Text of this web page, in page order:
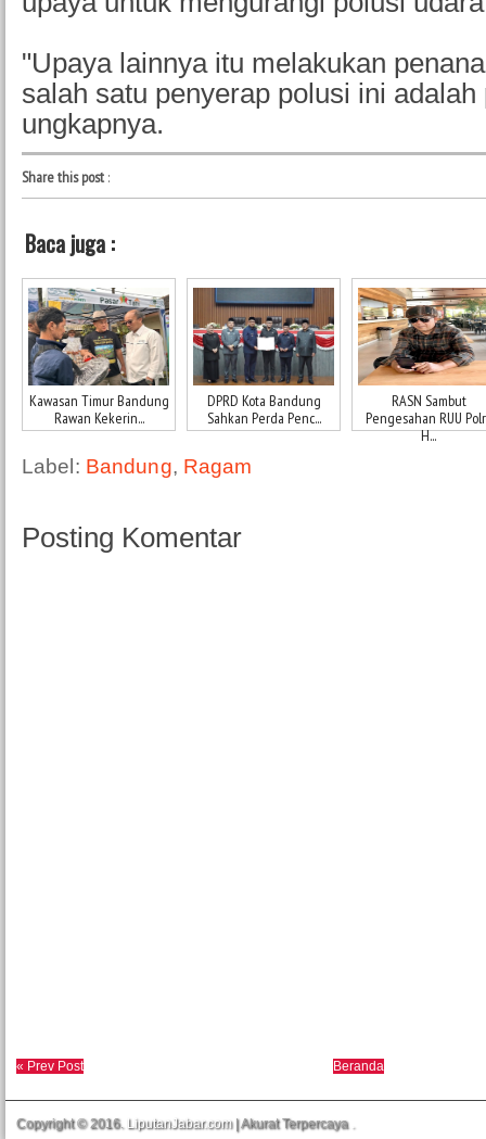
"Upaya lainnya itu melakukan
salah satu penyerap polusi ini adalah
ungkapnya.
Share this post:
Baca juga :
Kawasan Timur Bandung
Rawan Kekerin...
DPRD Kota Bandung
Sahkan Perda Penc...
RASN Sambut
Pengesahan RUU
H...
Label: Bandung, Ragam
Posting Komentar
« Prev Post Beranda
Copyright © 2016. LiputanJabar.com| Akurat Terpercaya